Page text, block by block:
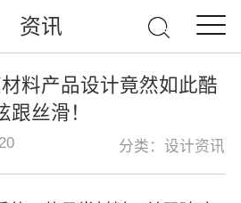
资讯
料产品设计竟然如此酷
跟丝滑！
分类：设计资讯